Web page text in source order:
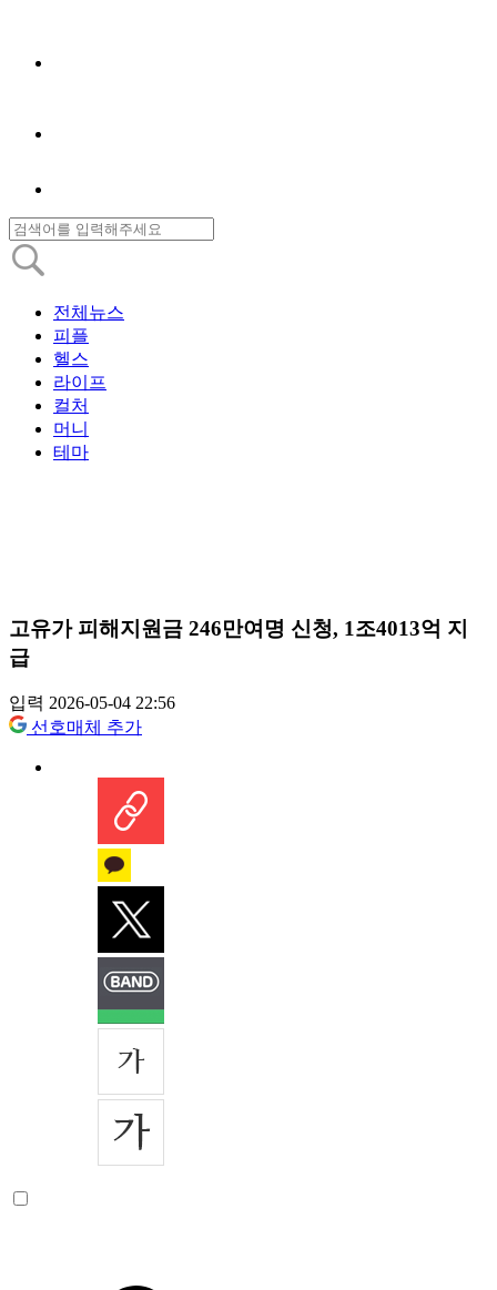
전체뉴스
피플
헬스
라이프
컬처
머니
테마
고유가 피해지원금 246만여명 신청, 1조4013억 지
급
입력 2026-05-04 22:56
선호매체 추가